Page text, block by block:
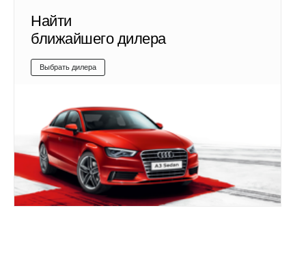
Найти
ближайшего дилера
Выбрать дилера